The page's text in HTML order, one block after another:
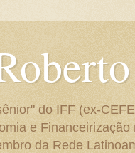
do IFF (ex-
e
da Rede